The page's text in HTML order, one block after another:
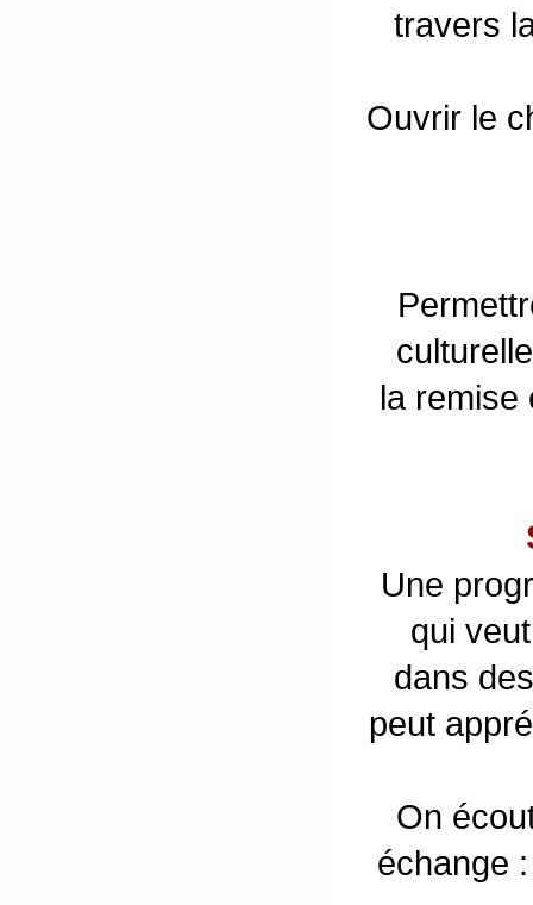
travers
Ouvrir le
la remise
Une
qui
dans
peut
On
échange